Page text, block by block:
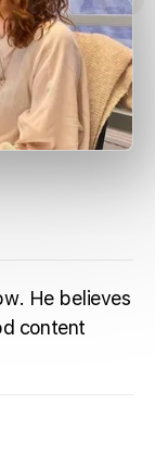
He believes
content